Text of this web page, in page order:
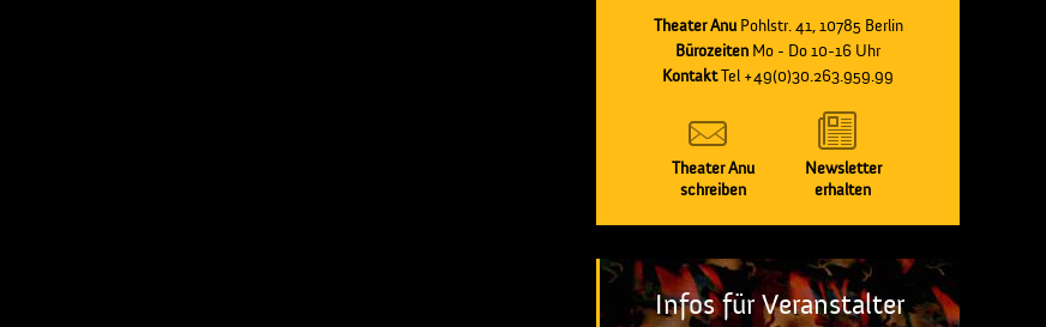
Theater AnuPohlstr. 41, 10785 Berlin
Bürozeiten Mo - Do 10-16 Uhr
KontaktTel +49(0)30.263.959.99
Theater Anu
schreiben
Newsletter
erhalten
Infos für Veranstalter